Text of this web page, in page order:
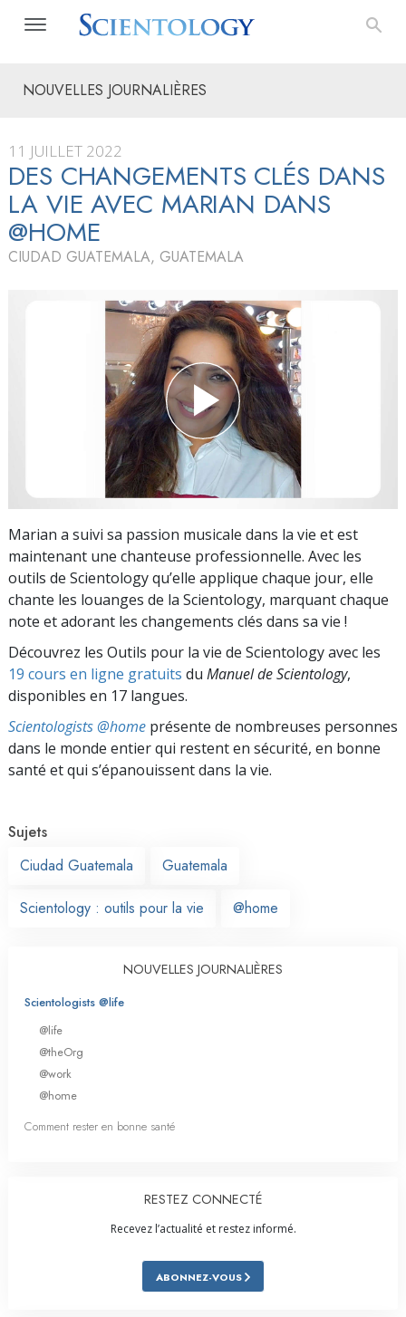
NOUVELLES JOURNALIÈRES
11 JUILLET 2022
DES CHANGEMENTS CLÉS DANS
LA VIE AVEC MARIAN DANS
@HOME
CIUDAD GUATEMALA, GUATEMALA
Marian a suivi sa passion musicale dans la vie et est
maintenant une chanteuse professionnelle. Avec les
outils de Scientology qu’elle applique chaque jour, elle
chante les louanges de la Scientology, marquant chaque
note et adorant les changements clés dans sa vie !
Découvrez les Outils pour la vie de Scientology avec les
19 cours en ligne gratuits du Manuel de Scientology,
disponibles en 17 langues.
Scientologists @home présente de nombreuses personnes
dans le monde entier qui restent en sécurité, en bonne
santé et qui s’épanouissent dans la vie.
Sujets
Ciudad Guatemala
Guatemala
Scientology : outils pour la vie @home
NOUVELLES JOURNALIÈRES
Scientologists @life
@life
@theOrg
@work
@home
Comment rester en bonne santé
RESTEZ CONNECTÉ
Recevez l’actualité et restez informé.
ABONNEZ-VOUS